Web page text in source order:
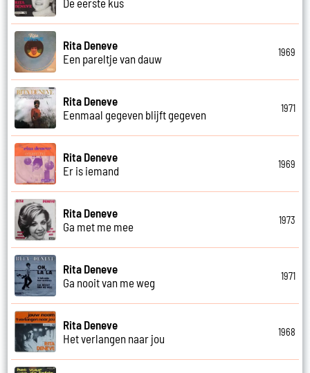
De eerste kus
Rita Deneve
Een pareltje van dauw
1969
Rita Deneve
Eenmaal gegeven blijft gegeven
1971
Rita Deneve
Er is iemand
1969
Rita Deneve
Ga met me mee
1973
Rita Deneve
Ga nooit van me weg
1971
Rita Deneve
Het verlangen naar jou
1968